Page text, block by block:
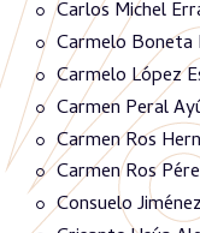
Carlos Michel
Carmelo Boneta
Carmelo López
Carmen Peral
Carmen Ros
Carmen Ros
Consuelo